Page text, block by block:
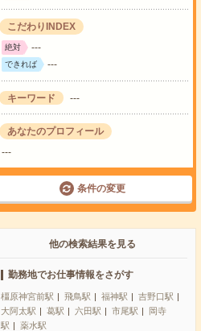
こだわりINDEX
絶対 ---
できれば ---
キーワード ---
あなたのプロフィール
---
条件の変更
他の検索結果を見る
勤務地でお仕事情報をさがす
橿原神宮前駅 飛鳥駅 福神駅
吉野口駅
大阿太駅
葛駅 六田駅 市尾駅
岡寺
駅
薬水駅